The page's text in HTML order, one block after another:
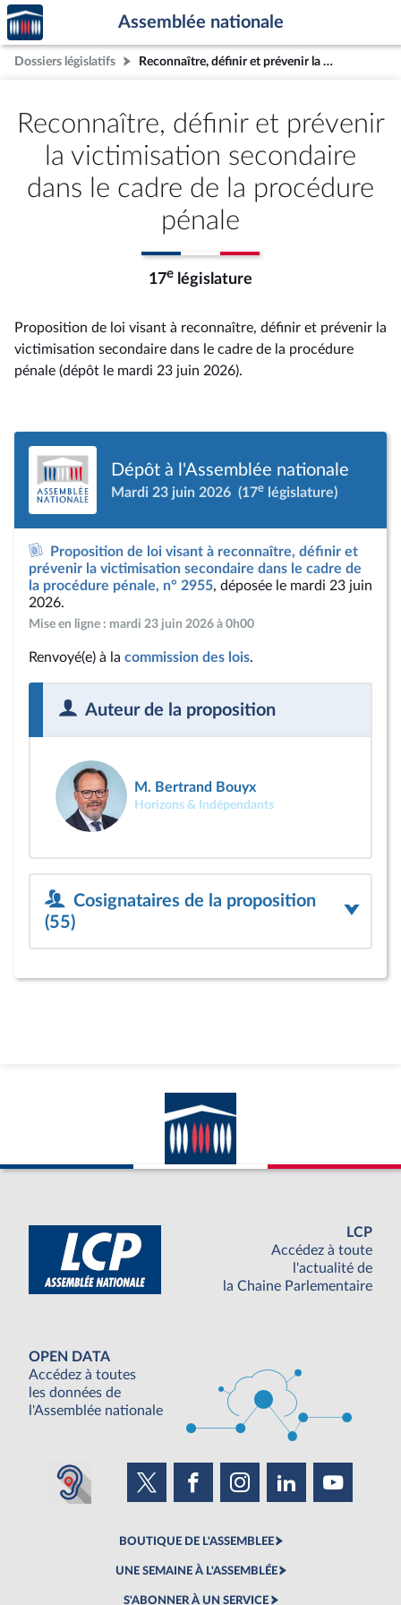
Aller au contenu
Aller en bas de la page
Accèder
à la
page
d'accueil
Assemblée nationale
Dossiers législatifs Reconnaître, définir et prévenir la victimisation secondaire dans le cadre de la procédure pénale
Reconnaître, définir et prévenir
la victimisation secondaire
dans le cadre de la procédure
pénale
17e législature
Proposition de loi visant à reconnaître, définir et prévenir la
victimisation secondaire dans le cadre de la procédure
pénale (dépôt le mardi 23 juin 2026).
Dépôt à l'Assemblée nationale
Mardi 23 juin 2026 (17e législature)
Proposition de loi visant à reconnaître, définir et
prévenir la victimisation secondaire dans le cadre de
la procédure pénale, n° 2955, déposée le mardi 23 juin
2026.
Mise en ligne : mardi 23 juin 2026 à 0h00
Renvoyé(e) à la commission des lois.
Auteur de la proposition
M. Bertrand Bouyx
Horizons & Indépendants
Cosignataires de la proposition
(55)
LCP
Accédez à toute
l'actualité de
la Chaine Parlementaire
OPEN DATA
Accédez à toutes
les données de
l'Assemblée nationale
BOUTIQUE DE L'ASSEMBLEE
UNE SEMAINE À L'ASSEMBLÉE
S'ABONNER À UN SERVICE